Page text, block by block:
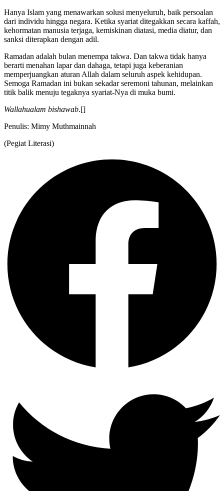
Hanya Islam yang menawarkan solusi menyeluruh, baik persoalan
dari individu hingga negara. Ketika syariat ditegakkan secara kaffah,
kehormatan manusia terjaga, kemiskinan diatasi, media diatur, dan
sanksi diterapkan dengan adil.
Ramadan adalah bulan menempa takwa. Dan takwa tidak hanya
berarti menahan lapar dan dahaga, tetapi juga keberanian
memperjuangkan aturan Allah dalam seluruh aspek kehidupan.
Semoga Ramadan ini bukan sekadar seremoni tahunan, melainkan
titik balik menuju tegaknya syariat-Nya di muka bumi.
Wallahualam bishawab.[]
Penulis: Mimy Muthmainnah
(Pegiat Literasi)